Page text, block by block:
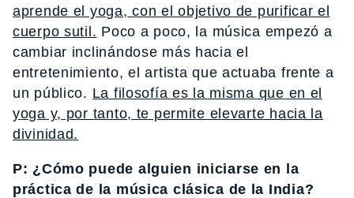
aprende el yoga, con el objetivo de purificar el
cuerpo sutil. Poco a poco, la música empezó a
cambiar inclinándose más hacia el
entretenimiento, el artista que actuaba frente a
un público. La filosofía es la misma que en el
yoga y, por tanto, te permite elevarte hacia la
divinidad.
P: ¿Cómo puede alguien iniciarse en la
práctica de la música clásica de la India?